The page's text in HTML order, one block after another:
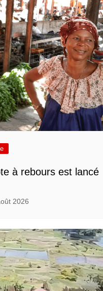
à rebours est lancé
2026